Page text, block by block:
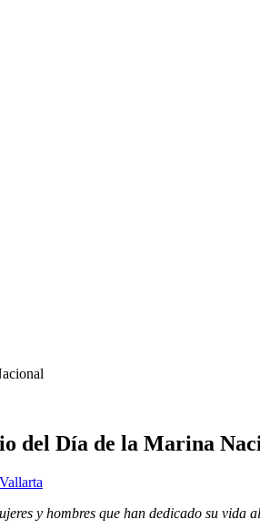
del Día de la Marina
y hombres que han dedicado su vida